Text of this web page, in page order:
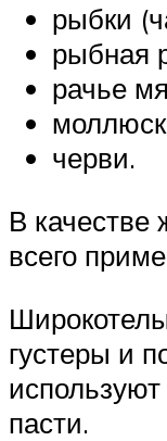
рыбки
рыбная
рачье
черви.
В качестве
всего
густеры и
пасти.